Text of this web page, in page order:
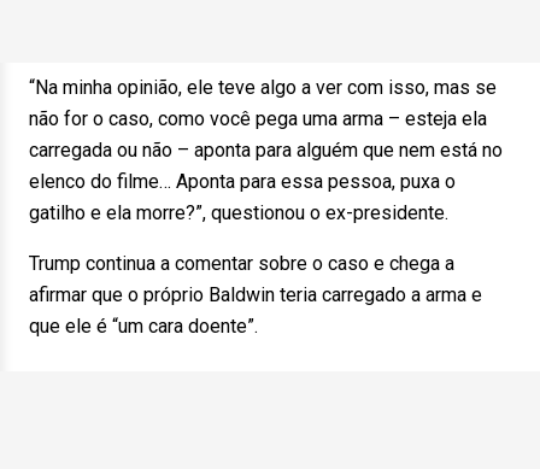
“Na minha opinião, ele teve algo a ver com isso, mas se
não for o caso, como você pega uma arma – esteja ela
carregada ou não – aponta para alguém que nem está no
elenco do filme… Aponta para essa pessoa, puxa o
gatilho e ela morre?”, questionou o ex-presidente.
Trump continua a comentar sobre o caso e chega a
afirmar que o próprio Baldwin teria carregado a arma e
que ele é “um cara doente”.